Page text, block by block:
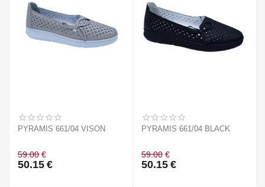
PYRAMIS 661/04 VISON
59.00 €
50.15 €
PYRAMIS 661/04 BLACK
59.00 €
50.15 €